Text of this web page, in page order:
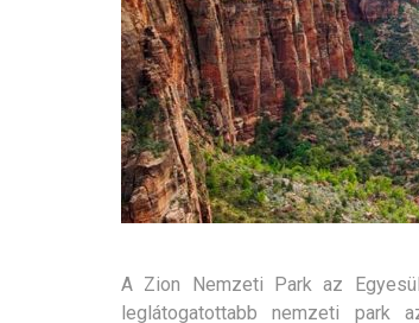
A Zion Nemzeti Park az
leglátogatottabb nemzeti park